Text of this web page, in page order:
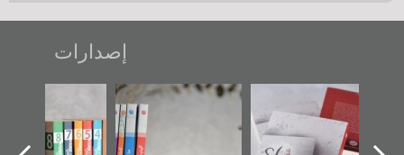
إصدارات
"حماة الباب الأخير":
الإصدار الأول عن
اعتصام الدراز
تصنيف موضوعي
للوثائق البريطانية
يقدمه «مركز أوال»
تصدر حصاد
الساحات 2019